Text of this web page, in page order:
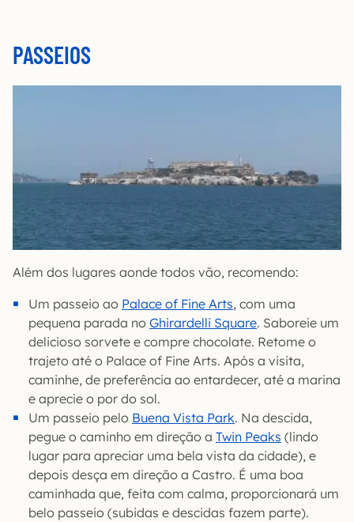
PASSEIOS
Além dos lugares aonde todos vão, recomendo:
Um passeio ao Palace of Fine Arts, com uma
pequena parada no Ghirardelli Square. Saboreie um
delicioso sorvete e compre chocolate. Retome o
trajeto até o Palace of Fine Arts. Após a visita,
caminhe, de preferência ao entardecer, até a marina
e aprecie o por do sol.
Um passeio pelo Buena Vista Park. Na descida,
pegue o caminho em direção a Twin Peaks (lindo
lugar para apreciar uma bela vista da cidade), e
depois desça em direção a Castro. É uma boa
caminhada que, feita com calma, proporcionará um
belo passeio (subidas e descidas fazem parte).